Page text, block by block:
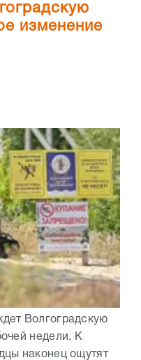
изменение
Волгоградскую
недели. К
наконец ощутят